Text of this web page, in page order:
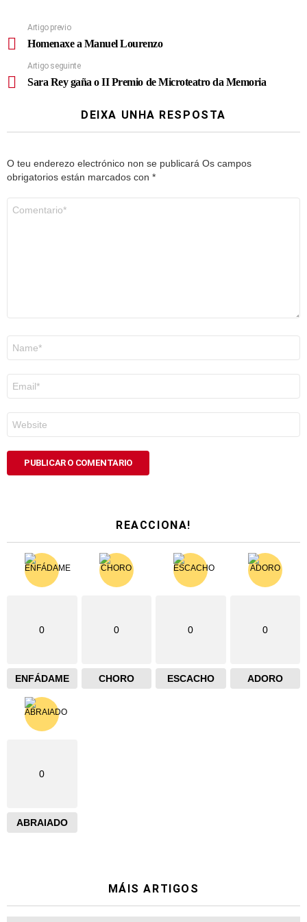
Artigo previo
Homenaxe a Manuel Lourenzo
Artigo seguinte
Sara Rey gaña o II Premio de Microteatro da Memoria
DEIXA UNHA RESPOSTA
O teu enderezo electrónico non se publicará Os campos
obrigatorios están marcados con *
electrónico
*
REACCIONA!
0
ENFÁDAME
0
CHORO
0
ESCACHO
0
ADORO
0
ABRAIADO
MÁIS ARTIGOS